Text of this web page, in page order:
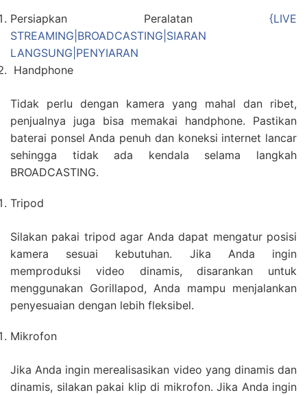
Persiapkan Peralatan {LIVE
STREAMING|BROADCASTING|SIARAN
LANGSUNG|PENYIARAN
Handphone
Tidak perlu dengan kamera yang mahal dan ribet,
penjualnya juga bisa memakai handphone. Pastikan
baterai ponsel Anda penuh dan koneksi internet lancar
sehingga tidak ada kendala selama langkah
BROADCASTING.
Tripod
Silakan pakai tripod agar Anda dapat mengatur posisi
kamera sesuai kebutuhan. Jika Anda ingin
memproduksi video dinamis, disarankan untuk
menggunakan Gorillapod, Anda mampu menjalankan
penyesuaian dengan lebih fleksibel.
Mikrofon
Jika Anda ingin merealisasikan video yang dinamis dan
dinamis, silakan pakai klip di mikrofon. Jika Anda ingin